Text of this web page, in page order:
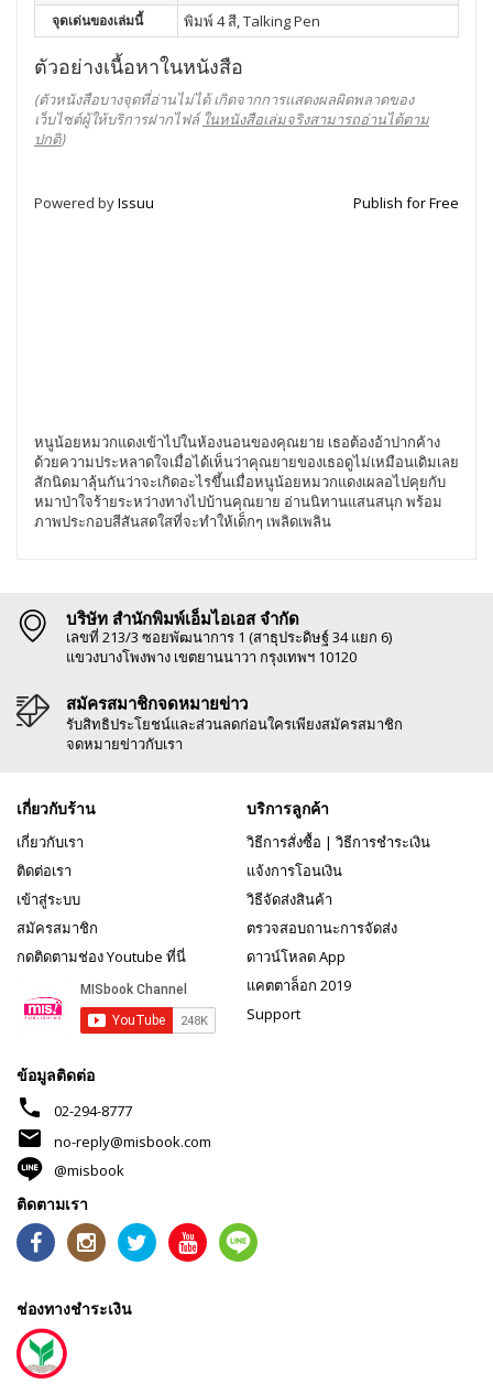
จุดเด่นของเล่มนี้ พิมพ์ 4 สี, Talking Pen
ตัวอย่างเนื้อหาในหนังสือ
(ตัวหนังสือบางจุดที่อ่านไม่ได้ เกิดจากการแสดงผลผิดพลาดของ
เว็บไซต์ผู้ให้บริการฝากไฟล์ ในหนังสือเล่มจริงสามารถอ่านได้ตาม
ปกติ)
Powered byIssuu Publish for Free
หนูน้อยหมวกแดงเข้าไปในห้องนอนของคุณยาย เธอต้องอ้าปากค้าง
ด้วยความประหลาดใจเมื่อได้เห็นว่าคุณยายของเธอดูไม่เหมือนเดิมเลย
สักนิดมาลุ้นกันว่าจะเกิดอะไรขึ้นเมื่อหนูน้อยหมวกแดงเผลอไปคุยกับ
หมาป่าใจร้ายระหว่างทางไปบ้านคุณยาย อ่านนิทานแสนสนุก พร้อม
ภาพประกอบสีสันสดใสที่จะทำให้เด็กๆ เพลิดเพลิน
บริษัท สำนักพิมพ์เอ็มไอเอส จำกัด
เลขที่ 213/3 ซอยพัฒนาการ 1 (สาธุประดิษฐ์ 34 แยก 6)
แขวงบางโพงพาง เขตยานนาวา กรุงเทพฯ 10120
สมัครสมาชิกจดหมายข่าว
รับสิทธิประโยชน์และส่วนลดก่อนใครเพียงสมัครสมาชิก
จดหมายข่าวกับเรา
เกี่ยวกับร้าน
เกี่ยวกับเรา
ติดต่อเรา
เข้าสู่ระบบ
สมัครสมาชิก
กดติดตามช่อง Youtube ที่นี่
บริการลูกค้า
วิธีการสั่งซื้อ | วิธีการชำระเงิน
แจ้งการโอนเงิน
วิธีจัดส่งสินค้า
ตรวจสอบถานะการจัดส่ง
ดาวน์โหลด App
แคตตาล็อก 2019
Support
ข้อมูลติดต่อ
phone 02-294-8777
mail
no-reply@misbook.com
@misbook
ติดตามเรา
ช่องทางชำระเงิน